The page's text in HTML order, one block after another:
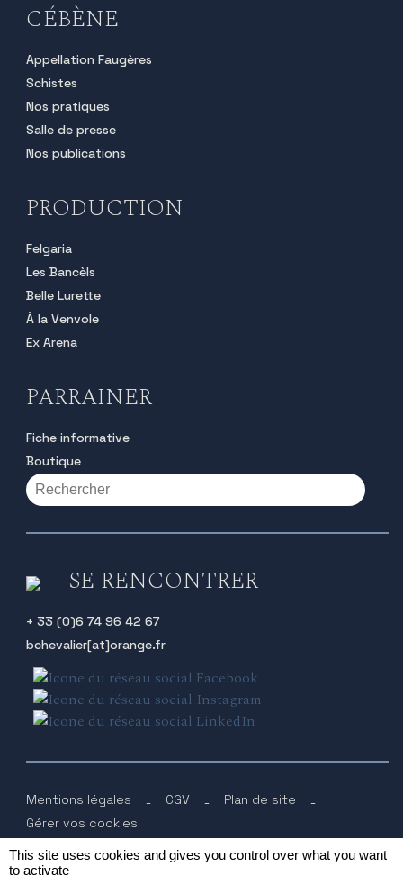
CÉBÈNE
Appellation Faugères
Schistes
Nos pratiques
Salle de presse
Nos publications
PRODUCTION
Felgaria
Les Bancèls
Belle Lurette
À la Venvole
Ex Arena
PARRAINER
Fiche informative
Boutique
SE RENCONTRER
+ 33 (0)6 74 96 42 67
bchevalier[at]orange.fr
Mentions légales - CGV - Plan de site -
Gérer vos cookies
Design & intégration - Le Studio Culotté
Photographie - Serge Chapuis
This site uses cookies and gives you control over what you want
to activate